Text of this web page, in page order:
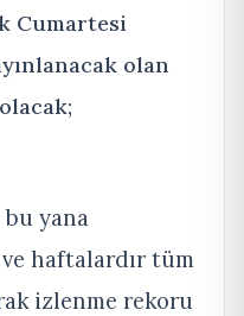
Cumartesi
olan
yana
haftalardır tüm
izlenme rekoru